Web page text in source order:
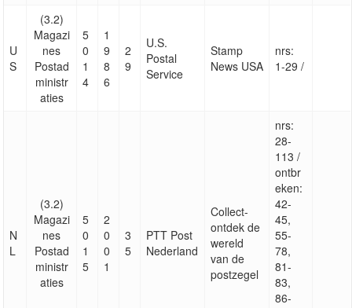
U
S
(3.2)
Magazi
nes
Postad
ministr
aties
5
0
1
4
1
9
8
6
2
9
U.S.
Postal
Service
Stamp
News USA
nrs:
1-29 /
N
L
(3.2)
Magazi
nes
Postad
ministr
aties
5
0
1
5
2
0
0
1
3
5
PTT Post
Nederland
Collect-
ontdek de
wereld
van de
postzegel
nrs:
28-
113 /
ontbr
eken:
42-
45,
55-
78,
81-
83,
86-